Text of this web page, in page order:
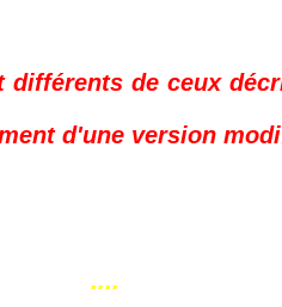
différents de ceux
d'une version
....